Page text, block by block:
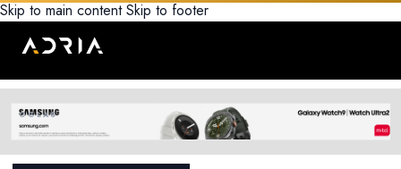
Skip to main content Skip to footer